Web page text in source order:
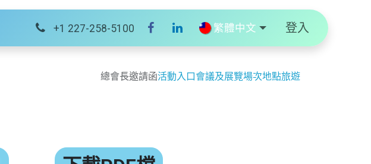
+1 227-258-5100 繁體中文 登入
總會長邀請函活動入口會議及展覽場次地點旅遊